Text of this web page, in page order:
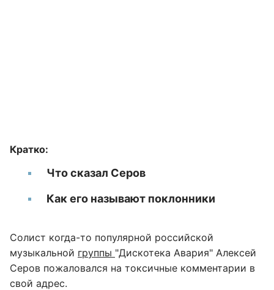
Кратко:
Что сказал Серов
Как его называют поклонники
Солист когда-то популярной российской
музыкальной группы "Дискотека Авария" Алексей
Серов пожаловался на токсичные комментарии в
свой адрес.